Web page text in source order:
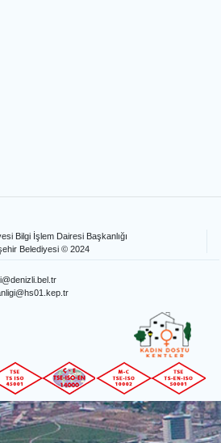
Bilgi İşlem Dairesi Başkanlığı
Belediyesi © 2024